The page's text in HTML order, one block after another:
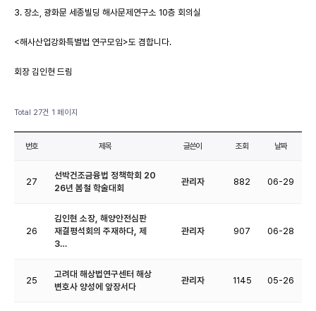
3. 장소, 광화문 세종빌딩 해사문제연구소 10층 회의실
<해사산업강화특별법 연구모임>도 겸합니다.
회장 김인현 드림
Total 27건 1 페이지
번호 제목 글쓴이 조회 날짜
27
선박건조금융법 정책학회 20
26년 봄철 학술대회
관리자 882 06-29
26
김인현 소장, 해양안전심판
재결평석회의 주재하다, 제
3…
관리자 907 06-28
25
고려대 해상법연구센터 해상
변호사 양성에 앞장서다
관리자 1145 05-26